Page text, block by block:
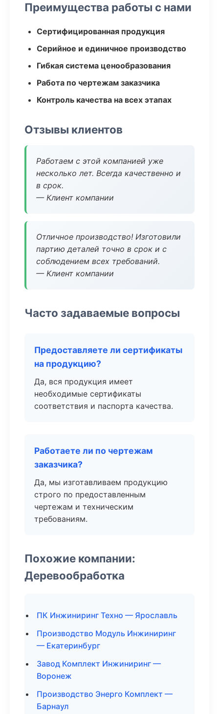
Преимущества работы с нами
Сертифицированная продукция
Серийное и единичное производство
Гибкая система ценообразования
Работа по чертежам заказчика
Контроль качества на всех этапах
Отзывы клиентов
Работаем с этой компанией уже
несколько лет. Всегда качественно и
в срок.
— Клиент компании
Отличное производство! Изготовили
партию деталей точно в срок и с
соблюдением всех требований.
— Клиент компании
Часто задаваемые вопросы
Предоставляете ли сертификаты
на продукцию?
Да, вся продукция имеет
необходимые сертификаты
соответствия и паспорта качества.
Работаете ли по чертежам
заказчика?
Да, мы изготавливаем продукцию
строго по предоставленным
чертежам и техническим
требованиям.
Похожие компании:
Деревообработка
ПК Инжиниринг Техно — Ярославль
Производство Модуль Инжиниринг
— Екатеринбург
Завод Комплект Инжиниринг —
Воронеж
Производство Энерго Комплект —
Барнаул